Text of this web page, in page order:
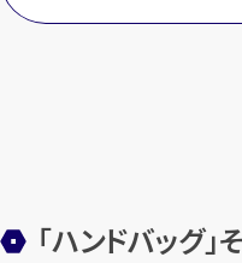
「ハンドバッグ